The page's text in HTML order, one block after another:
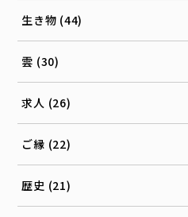
生き物 (44)
雲 (30)
求人 (26)
ご縁 (22)
歴史 (21)